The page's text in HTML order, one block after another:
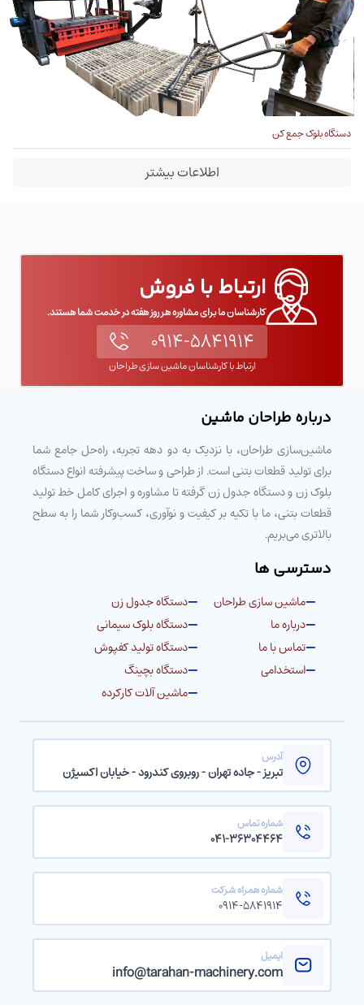
دستگاه بلوک جمع کن
اطلاعات بیشتر
ارتباط با فروش
کارشناسان ما برای مشاوره هر روز هفته در خدمت شما هستند.
۰۹۱۴-۵۸۴۱۹۱۴
ارتباط با کارشناسان ماشین سازی طراحان
درباره طراحان ماشین
ماشین‌سازی طراحان، با نزدیک به دو دهه تجربه، راه‌حل جامع شما
برای تولید قطعات بتنی است. از طراحی و ساخت پیشرفته انواع دستگاه
بلوک زن و دستگاه جدول زن گرفته تا مشاوره و اجرای کامل خط تولید
قطعات بتنی، ما با تکیه بر کیفیت و نوآوری، کسب‌وکار شما را به سطح
بالاتری می‌بریم.
دسترسی ها
ماشین سازی طراحان
درباره ما
تماس با ما
استخدامی
دستگاه جدول زن
دستگاه بلوک سیمانی
دستگاه تولید کفپوش
دستگاه بچینگ
ماشین آلات کارکرده
آدرس
تبریز - جاده تهران - روبروی کندرود - خیابان اکسیژن
شماره تماس
۰۴۱-۳۶۳۰۴۴۶۴
شماره همراه شرکت
۰۹۱۴-۵۸۴۱۹۱۴
ایمیل
info@tarahan-machinery.com